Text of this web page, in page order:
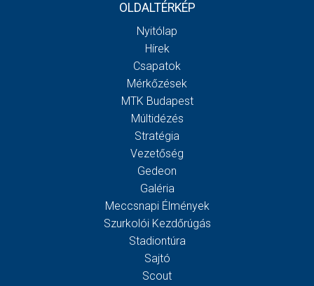
OLDALTÉRKÉP
Nyitólap
Hírek
Csapatok
Mérkőzések
MTK Budapest
Múltidézés
Stratégia
Vezetőség
Gedeon
Galéria
Meccsnapi Élmények
Szurkolói Kezdőrúgás
Stadiontúra
Sajtó
Scout